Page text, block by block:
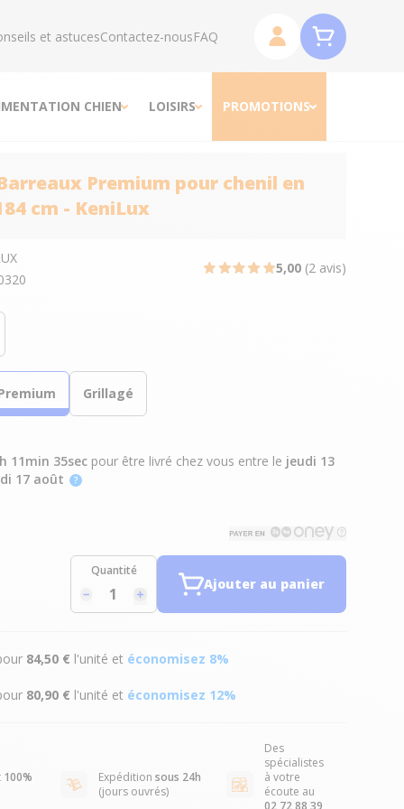
et astucesContactez-nousFAQ
CHIEN LOISIRS PROMOTIONS
Premium pour chenil en
cm - KeniLux
5,00 (2 avis)
Grillagé
11min 34secpour être livré chez vous entre le jeudi 13
17 août
Quantité
Ajouter au panier
84,50 € l'unité et économisez 8%
80,90 € l'unité et économisez 12%
100% Expédition sous 24h
(jours ouvrés)
Des
spécialistes
à votre
écoute au
02 72 88 39